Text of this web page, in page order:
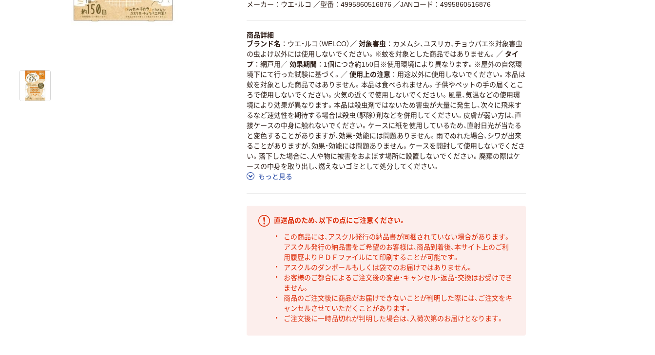
メーカー：ウエ・ルコ ／型番：4995860516876 ／JANコード：4995860516876
商品詳細
ブランド名
ウエ・ルコ（WELCO） ／ 対象害虫
カメムシ、ユスリカ、チョウバエ※対象害虫
の虫よけ以外には使用しないでください。※蚊を対象とした商品ではありません。 ／ タイ
プ
網戸用 ／ 効果期間
1個につき約150日※使用環境により異なります。※屋外の自然環
境下にて行った試験に基づく。 ／ 使用上の注意
用途以外に使用しないでください。本品は
蚊を対象とした商品ではありません。本品は食べられません。子供やペットの手の届くとこ
ろで使用しないでください。火気の近くで使用しないでください。風量、気温などの使用環
境により効果が異なります。本品は殺虫剤ではないため害虫が大量に発生し、次々に飛来す
るなど速効性を期待する場合は殺虫（駆除）剤などを併用してください。皮膚が弱い方は、直
接ケースの中身に触れないでください。ケースに紙を使用しているため、直射日光が当たる
と変色することがありますが、効果・効能には問題ありません。雨でぬれた場合、シワが出来
ることがありますが、効果・効能には問題ありません。ケースを開封して使用しないでくださ
い。落下した場合に、人や物に被害をおよぼす場所に設置しないでください。廃棄の際はケ
ースの中身を取り出し、燃えないゴミとして処分してください。
もっと見る
直送品のため、以下の点にご注意ください。
この商品には、アスクル発行の納品書が同梱されていない場合があります。
アスクル発行の納品書をご希望のお客様は、商品到着後、本サイト上のご利
用履歴よりＰＤＦファイルにて印刷することが可能です。
アスクルのダンボールもしくは袋でのお届けではありません。
お客様のご都合によるご注文後の変更・キャンセル・返品・交換はお受けでき
ません。
商品のご注文後に商品がお届けできないことが判明した際には、ご注文をキ
ャンセルさせていただくことがあります。
ご注文後に一時品切れが判明した場合は、入荷次第のお届けとなります。